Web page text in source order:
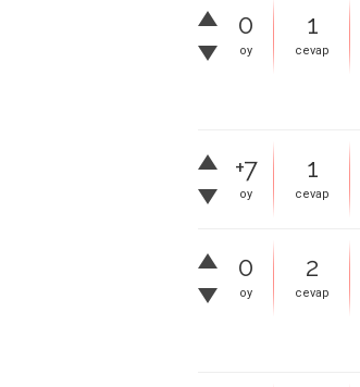
0
oy
1
cevap
+7
oy
1
cevap
0
oy
2
cevap